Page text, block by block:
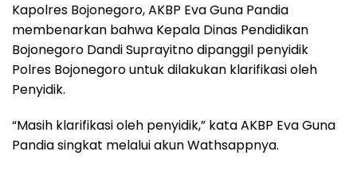
Kapolres Bojonegoro, AKBP Eva Guna Pandia
membenarkan bahwa Kepala Dinas Pendidikan
Bojonegoro Dandi Suprayitno dipanggil penyidik
Polres Bojonegoro untuk dilakukan klarifikasi oleh
Penyidik.
“Masih klarifikasi oleh penyidik,” kata AKBP Eva Guna
Pandia singkat melalui akun Wathsappnya.